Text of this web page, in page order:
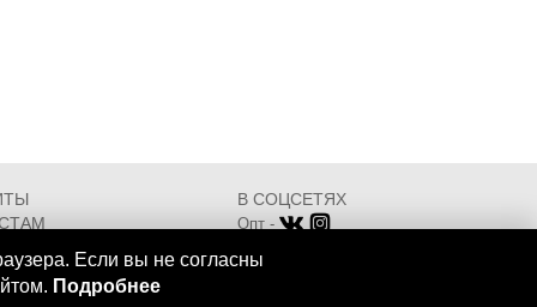
Если вы не согласны
Подробнее
В СОЦСЕТЯХ
Опт -